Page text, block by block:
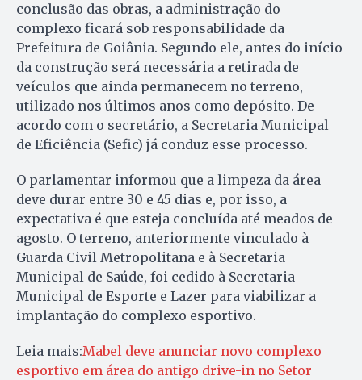
conclusão das obras, a administração do
complexo ficará sob responsabilidade da
Prefeitura de Goiânia. Segundo ele, antes do início
da construção será necessária a retirada de
veículos que ainda permanecem no terreno,
utilizado nos últimos anos como depósito. De
acordo com o secretário, a Secretaria Municipal
de Eficiência (Sefic) já conduz esse processo.
O parlamentar informou que a limpeza da área
deve durar entre 30 e 45 dias e, por isso, a
expectativa é que esteja concluída até meados de
agosto. O terreno, anteriormente vinculado à
Guarda Civil Metropolitana e à Secretaria
Municipal de Saúde, foi cedido à Secretaria
Municipal de Esporte e Lazer para viabilizar a
implantação do complexo esportivo.
Leia mais:Mabel deve anunciar novo complexo
esportivo em área do antigo drive-in no Setor